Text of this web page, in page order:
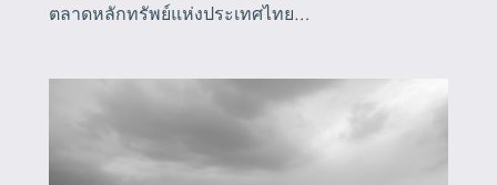
ตลาดหลักทรัพย์แห่งประเทศไทย…